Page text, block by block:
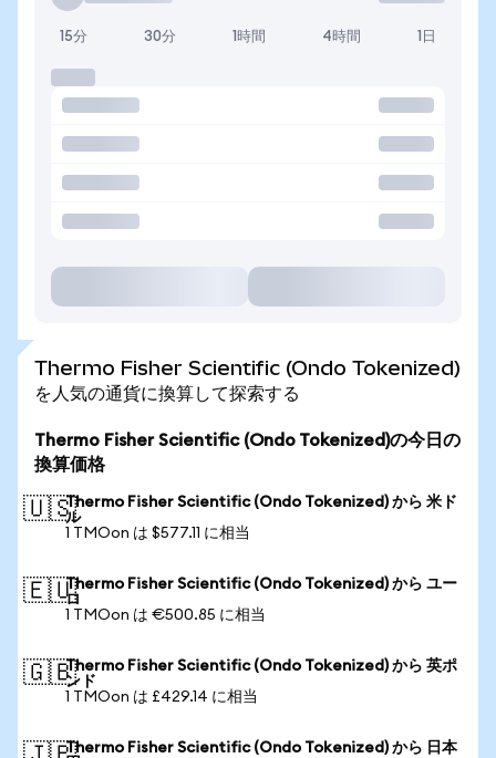
15分 30分 1時間 4時間 1日
Thermo Fisher Scientific (Ondo Tokenized)
を人気の通貨に換算して探索する
Thermo Fisher Scientific (Ondo Tokenized)の今日の
換算価格
🇺🇸Thermo Fisher Scientific (Ondo Tokenized) から 米ド
ル
1 TMOon は $577.11 に相当
🇪🇺Thermo Fisher Scientific (Ondo Tokenized) から ユー
ロ
1 TMOon は €500.85 に相当
🇬🇧Thermo Fisher Scientific (Ondo Tokenized) から 英ポ
ンド
1 TMOon は £429.14 に相当
Thermo Fisher Scientific (Ondo Tokenized) から 日本